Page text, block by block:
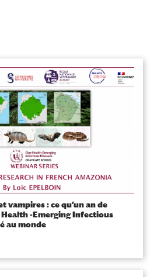
vampires : ce qu’un an de
Health -Emerging Infectious
au monde